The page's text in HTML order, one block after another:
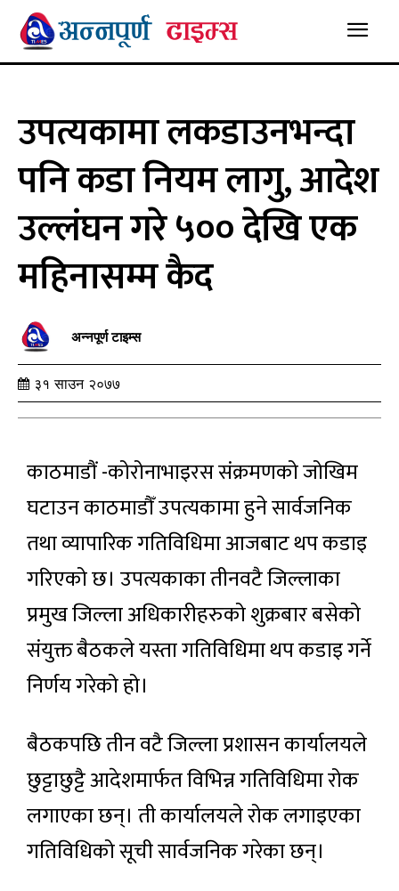
उपत्यकामा लकडाउनभन्दा
पनि कडा नियम लागु, आदेश
उल्लंघन गरे ५०० देखि एक
महिनासम्म कैद
अन्नपूर्ण टाइम्स
३१ साउन २०७७
काठमाडौं -कोरोनाभाइरस संक्रमणको जोखिम
घटाउन काठमाडौँ उपत्यकामा हुने सार्वजनिक
तथा व्यापारिक गतिविधिमा आजबाट थप कडाइ
गरिएको छ। उपत्यकाका तीनवटै जिल्लाका
प्रमुख जिल्ला अधिकारीहरुको शुक्रबार बसेको
संयुक्त बैठकले यस्ता गतिविधिमा थप कडाइ गर्ने
निर्णय गरेको हो।
बैठकपछि तीन वटै जिल्ला प्रशासन कार्यालयले
छुट्टाछुट्टै आदेशमार्फत विभिन्न गतिविधिमा रोक
लगाएका छन्। ती कार्यालयले रोक लगाइएका
गतिविधिको सूची सार्वजनिक गरेका छन्।